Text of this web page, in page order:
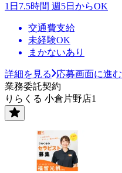
1日7.5時間 週5日からOK
交通費支給
未経験OK
まかないあり
詳細を見る
応募画面に進む
業務委託契約
りらくる 小倉片野店1